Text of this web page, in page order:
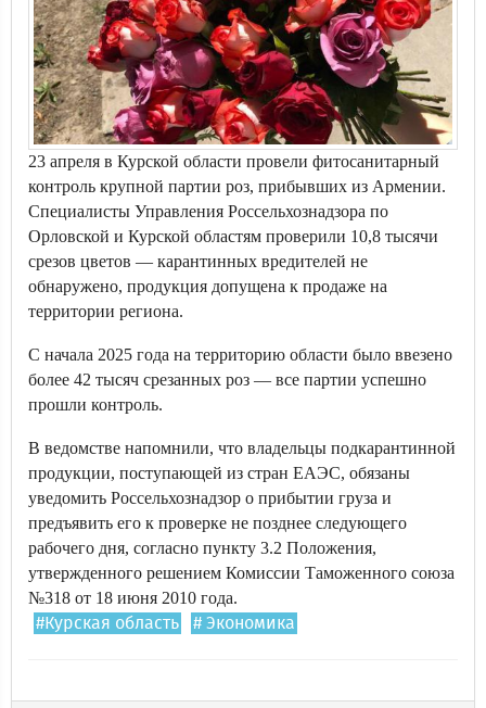
23 апреля в Курской области провели фитосанитарный
контроль крупной партии роз, прибывших из Армении.
Специалисты Управления Россельхознадзора по
Орловской и Курской областям проверили 10,8 тысячи
срезов цветов — карантинных вредителей не
обнаружено, продукция допущена к продаже на
территории региона.
С начала 2025 года на территорию области было ввезено
более 42 тысяч срезанных роз — все партии успешно
прошли контроль.
В ведомстве напомнили, что владельцы подкарантинной
продукции, поступающей из стран ЕАЭС, обязаны
уведомить Россельхознадзор о прибытии груза и
предъявить его к проверке не позднее следующего
рабочего дня, согласно пункту 3.2 Положения,
утвержденного решением Комиссии Таможенного союза
№318 от 18 июня 2010 года.
#Курская область # Экономика